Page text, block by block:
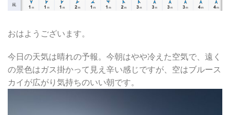
おはようございます。
今日の天気は晴れの予報。今朝はやや冷えた空気で、遠く
の景色はガス掛かって見え辛い感じですが、空はブルース
カイが広がり気持ちのいい朝です。